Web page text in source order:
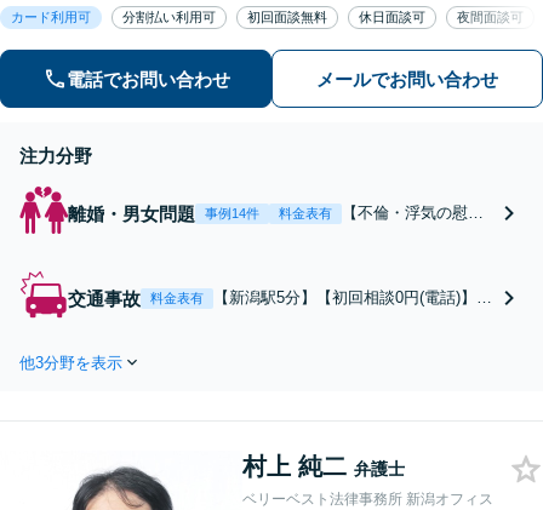
対応(法律相談は完全予約制)】各分野で
専門性の高い弁護士が寄り添い解決を
サポートします。
カード利用可 分割払い利用可 初回面談無料 休日面談可 夜間面談可
電話でお問い合わせ メールでお問い合わせ
注力分野
離婚・男女問題 事例14件 料金表有
【不倫・浮気の慰謝
約制)】不倫問題の相
談は毎月100件以上、
ご契約まで対応可/来
所不要】
交通事故 料金表有
【新潟駅5分】【初回相談0円(電話)】
相談でご契約まで対応可/来所不要】
他3分野を表示
村上 純二 弁護士
ベリーベスト法律事務所 新潟オフィス